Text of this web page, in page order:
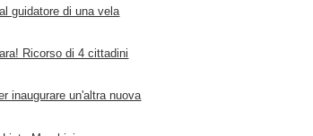
guidatore di una vela
Ricorso di 4 cittadini
inaugurare un'altra nuova